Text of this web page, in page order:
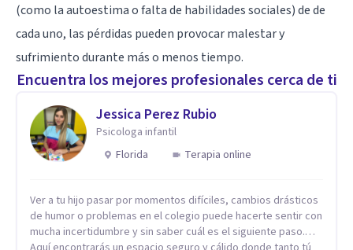
(como la autoestima o falta de habilidades sociales) de de
cada uno, las pérdidas pueden provocar malestar y
sufrimiento durante más o menos tiempo.
Encuentra los mejores profesionales cerca de ti
Jessica Perez Rubio
Psicologa infantil
Florida
Terapia online
Ver a tu hijo pasar por momentos difíciles, cambios drásticos
de humor o problemas en el colegio puede hacerte sentir con
mucha incertidumbre y sin saber cuál es el siguiente paso.